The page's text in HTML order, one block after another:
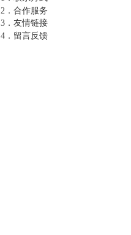
2．合作服务
3．友情链接
4．留言反馈